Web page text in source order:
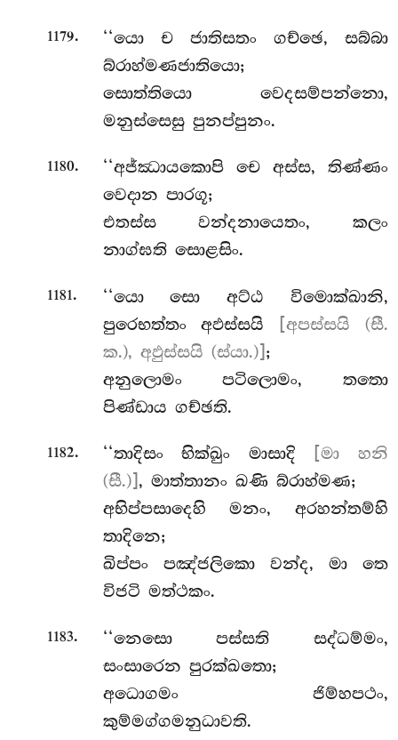
1179.
‘‘යො ච ජාතිසතං ගච්ඡෙ, සබ්බා
බ්රාහ්මණජාතියො;
සොත්තියො වෙදසම්පන්නො,
මනුස්සෙසු පුනප්පුනං.
1180.
‘‘අජ්ඣායකොපි චෙ අස්ස, තිණ්ණං
වෙදාන පාරගූ;
එතස්ස වන්දනායෙතං, කලං
නාග්ඝති සොළසිං.
1181.
‘‘යො සො අට්ඨ විමොක්ඛානි,
පුරෙභත්තං අඵස්සයි
[අපස්සයි (සී.
ක.), අඵුස්සයි (ස්යා.)] ;
අනුලොමං පටිලොමං, තතො
පිණ්ඩාය ගච්ඡති.
1182. ‘‘තාදිසං භික්ඛුං මාසාදි
[මා හනි
(සී.)] , මාත්තානං ඛණි බ්රාහ්මණ;
අභිප්පසාදෙහි මනං, අරහන්තම්හි
තාදිනෙ;
ඛිප්පං පඤ්ජලිකො වන්ද, මා තෙ
විජටි මත්ථකං.
1183.
‘‘නෙසො පස්සති සද්ධම්මං,
සංසාරෙන පුරක්ඛතො;
අධොගමං ජිම්හපථං,
කුම්මග්ගමනුධාවති.